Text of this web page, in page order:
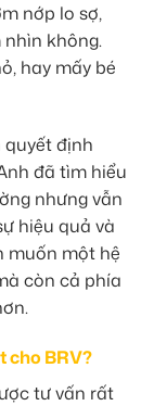
nớp lo sợ,
không.
hay mấy bé
quyết định
đã tìm hiểu
nhưng vẫn
hiệu quả và
muốn một hệ
còn cả phía
cho BRV?
tư vấn rất